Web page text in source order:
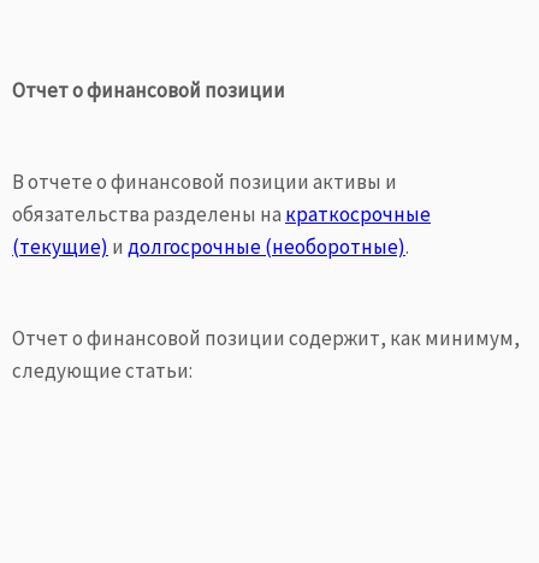
Отчет о финансовой позиции
В отчете о финансовой позиции активы и
обязательства разделены на краткосрочные
(текущие) и долгосрочные (необоротные).
Отчет о финансовой позиции содержит, как минимум,
следующие статьи: